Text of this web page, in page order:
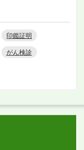
印鑑証明
がん検診